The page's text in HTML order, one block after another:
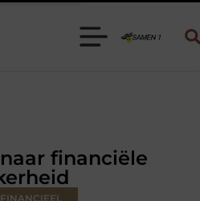
klus
financiële
FINANCIEEL